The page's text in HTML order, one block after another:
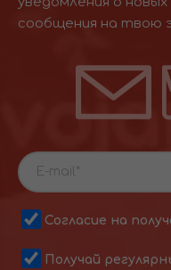
сообщения на твою
Согласие на
Получай